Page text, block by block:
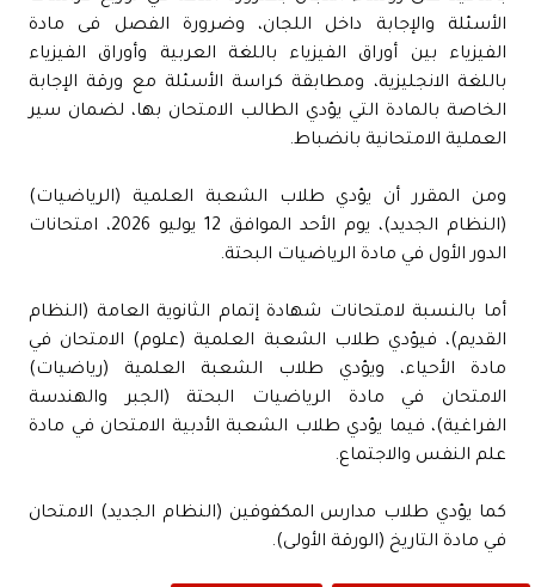
الأسئلة والإجابة داخل اللجان، وضرورة الفصل فى مادة
الفيزياء بين أوراق الفيزياء باللغة العربية وأوراق الفيزياء
باللغة الانجليزية، ومطابقة كراسة الأسئلة مع ورقة الإجابة
الخاصة بالمادة التي يؤدي الطالب الامتحان بها، لضمان سير
العملية الامتحانية بانضباط.
ومن المقرر أن يؤدي طلاب الشعبة العلمية (الرياضيات)
(النظام الجديد)، يوم الأحد الموافق 12 يوليو 2026، امتحانات
الدور الأول في مادة الرياضيات البحتة.
أما بالنسبة لامتحانات شهادة إتمام الثانوية العامة (النظام
القديم)، فيؤدي طلاب الشعبة العلمية (علوم) الامتحان في
مادة الأحياء، ويؤدي طلاب الشعبة العلمية (رياضيات)
الامتحان في مادة الرياضيات البحتة (الجبر والهندسة
الفراغية)، فيما يؤدي طلاب الشعبة الأدبية الامتحان في مادة
علم النفس والاجتماع.
كما يؤدي طلاب مدارس المكفوفين (النظام الجديد) الامتحان
في مادة التاريخ (الورقة الأولى).